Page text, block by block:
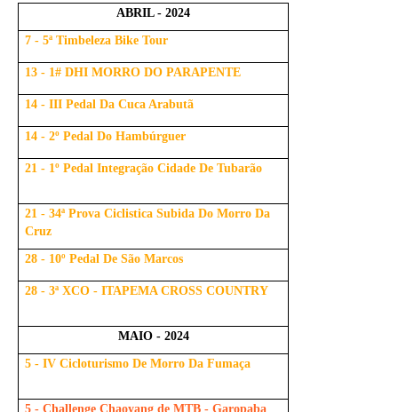
ABRIL - 2024
7 - 5ª Timbeleza Bike Tour
13 - 1# DHI MORRO DO PARAPENTE
14 - III Pedal Da Cuca Arabutã
14 - 2º Pedal Do Hambúrguer
21 - 1º Pedal Integração Cidade De Tubarão
21 - 34ª Prova Ciclistica Subida Do Morro Da
Cruz
28 - 10º Pedal De São Marcos
28 - 3ª XCO - ITAPEMA CROSS COUNTRY
MAIO - 2024
5 - IV Cicloturismo De Morro Da Fumaça
5 - Challenge Chaoyang de MTB - Garopaba